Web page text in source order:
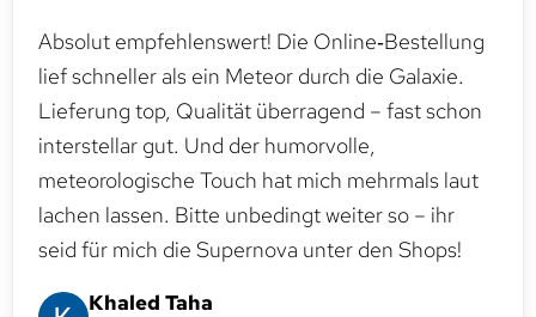
Absolut empfehlenswert! Die Online‑Bestellung
lief schneller als ein Meteor durch die Galaxie.
Lieferung top, Qualität überragend – fast schon
interstellar gut. Und der humorvolle,
meteorologische Touch hat mich mehrmals laut
lachen lassen. Bitte unbedingt weiter so – ihr
seid für mich die Supernova unter den Shops!
Khaled Taha